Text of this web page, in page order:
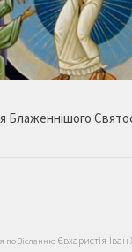
Блаженнішого
по Зісланню Євхаристія Іван